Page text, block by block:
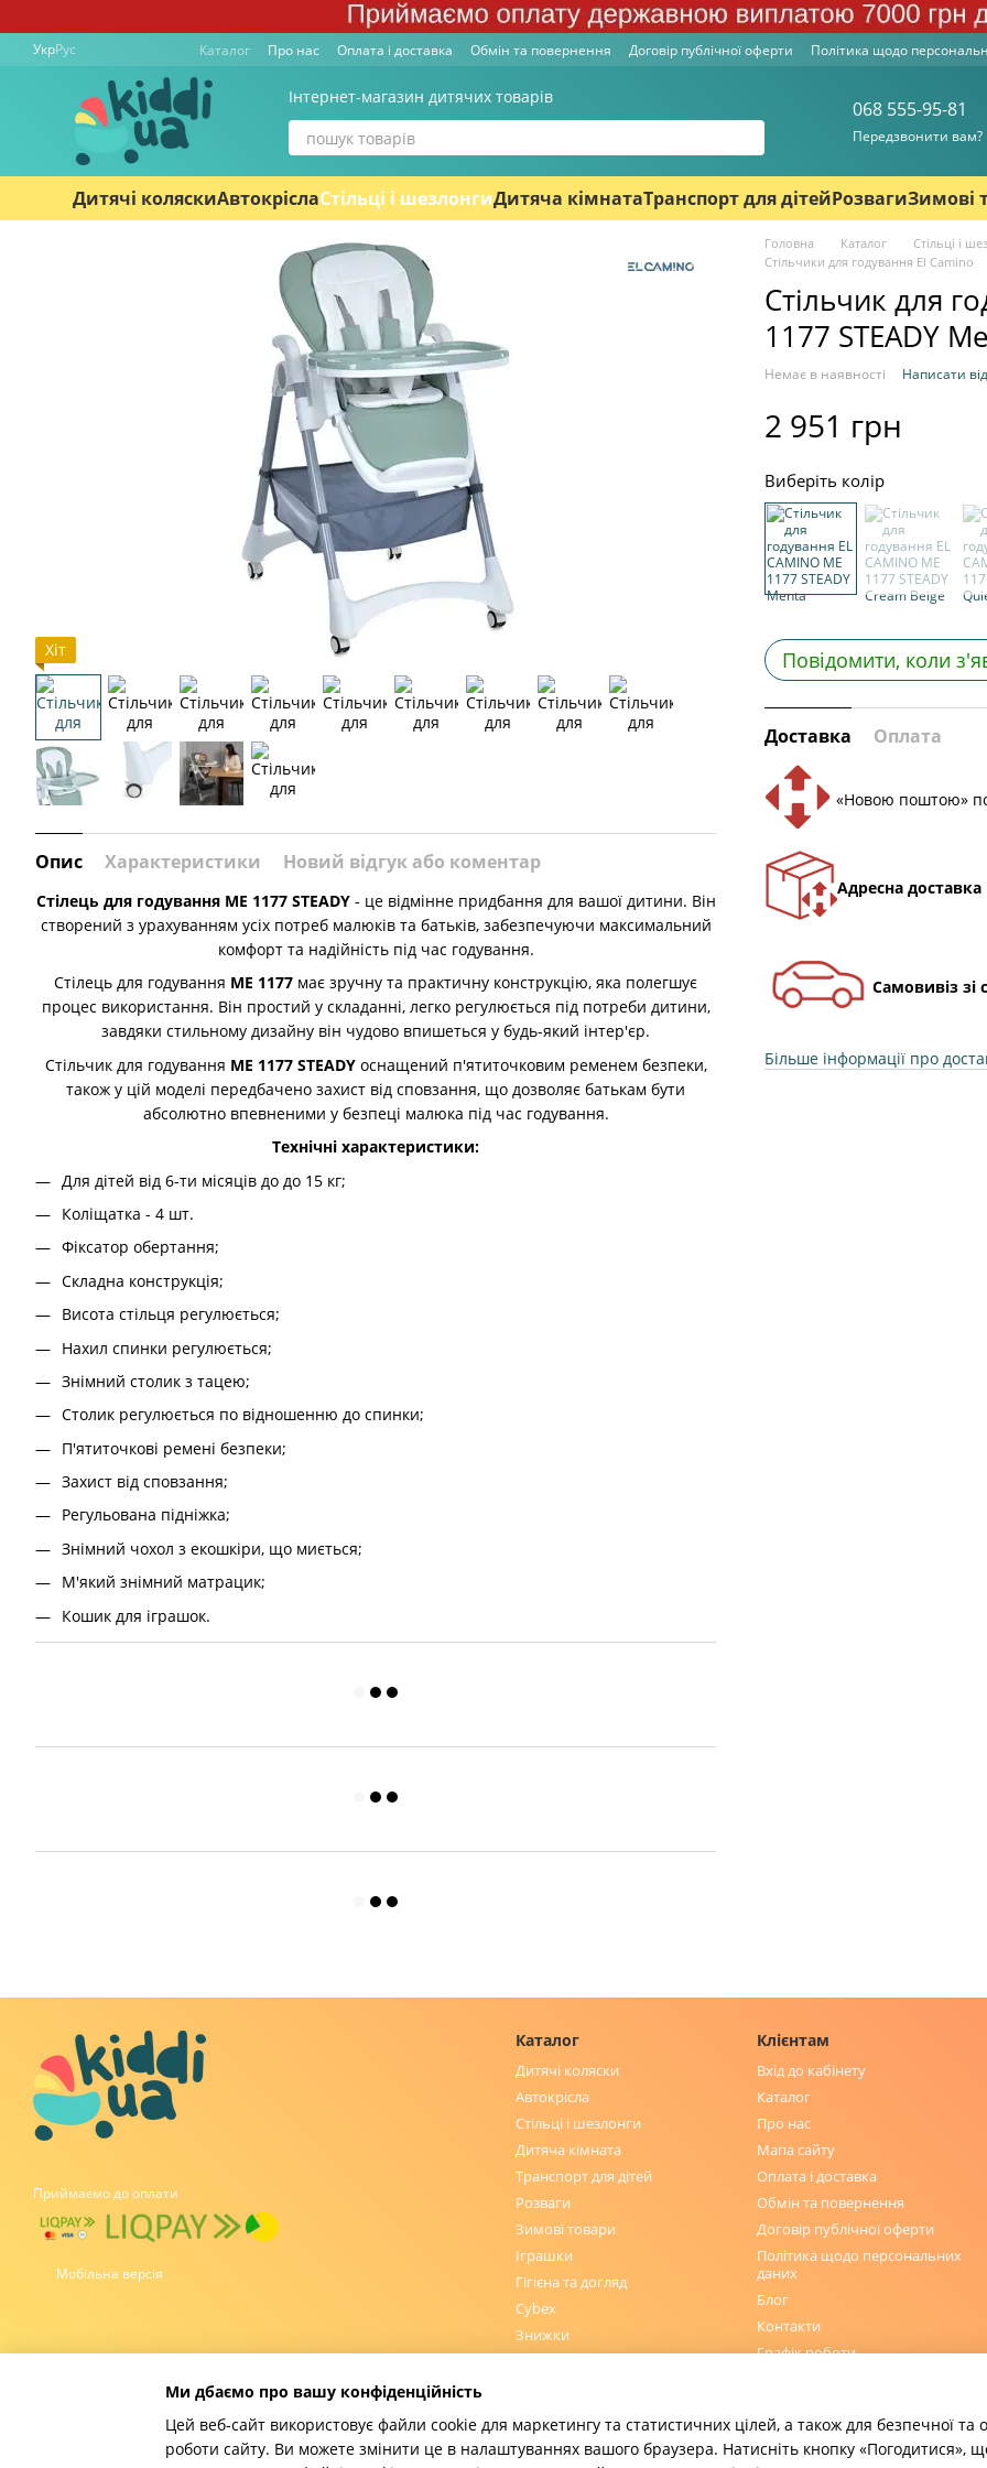
УкрРус Каталог Про нас Оплата і доставка Обмін та повернення Договір публічної оферти Політика щодо
Інтернет-магазин дитячих товарів
068 555-95-81
Передзвонити вам?
Дитячі коляскиАвтокріслаСтільці і шезлонгиДитяча кімнатаТранспорт для дітейРозвагиЗимові
Хіт
Опис Характеристики Новий відгук або коментар
Стілець для годування ME 1177 STEADY- це відмінне придбання для вашої дитини. Він
створений з урахуванням усіх потреб малюків та батьків, забезпечуючи максимальний
комфорт та надійність під час годування.
Стілець для годування ME 1177 має зручну та практичну конструкцію, яка полегшує
процес використання. Він простий у складанні, легко регулюється під потреби дитини,
завдяки стильному дизайну він чудово впишеться у будь-який інтер'єр.
Стільчик для годування ME 1177 STEADYоснащений п'ятиточковим ременем безпеки,
також у цій моделі передбачено захист від сповзання, що дозволяє батькам бути
абсолютно впевненими у безпеці малюка під час годування.
Технічні характеристики:
Для дітей від 6-ти місяців до до 15 кг;
Коліщатка - 4 шт.
Фіксатор обертання;
Складна конструкція;
Висота стільця регулюється;
Нахил спинки регулюється;
Знімний столик з тацею;
Столик регулюється по відношенню до спинки;
П'ятиточкові ремені безпеки;
Захист від сповзання;
Регульована підніжка;
Знімний чохол з екошкіри, що миється;
М'який знімний матрацик;
Кошик для іграшок.
Головна Каталог
Стільці і
Стільчики для годування El Camino
Стільчик для
1177 STEADY
Немає в наявності Написати
2 951 грн
Виберіть колір
Повідомити, коли
Доставка Оплата
«Новою поштою»
Адресна доставка
Самовивіз зі
Більше інформації про
Приймаємо до оплати
Мобільна версія
Каталог
Дитячі коляски
Автокрісла
Стільці і шезлонги
Дитяча кімната
Транспорт для дітей
Розваги
Зимові товари
Іграшки
Гігієна та догляд
Cybex
Знижки
Клієнтам
Вхід до кабінету
Каталог
Про нас
Мапа сайту
Оплата і доставка
Обмін та повернення
Договір публічної оферти
Політика щодо персональних
даних
Блог
Контакти
Графік роботи
Ми дбаємо про вашу конфіденційність
Цей веб-сайт використовує файли cookie для маркетингу та статистичних цілей, а також для безпечної та
роботи сайту. Ви можете змінити це в налаштуваннях вашого браузера. Натисніть кнопку «Погодитися»,